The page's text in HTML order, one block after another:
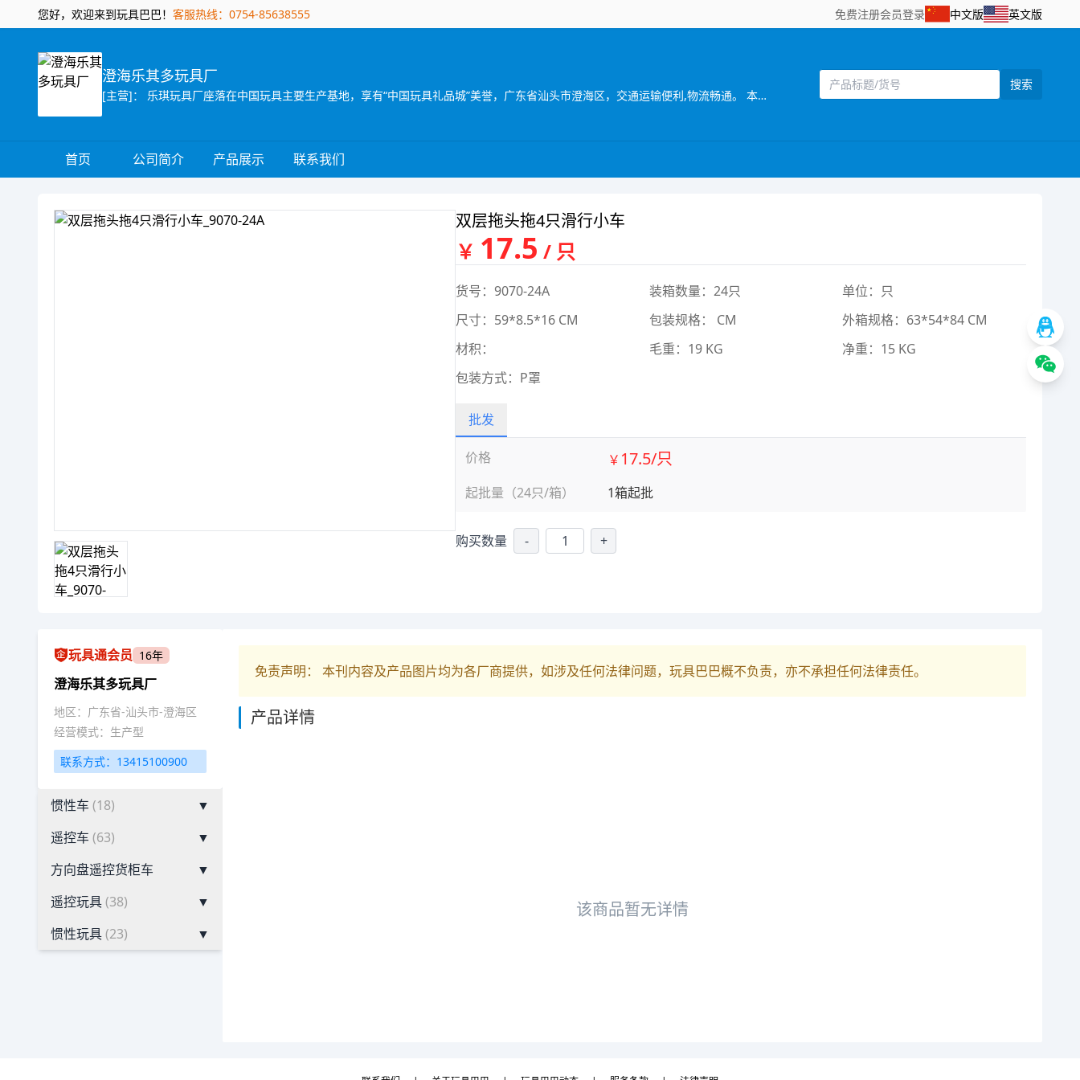
您好，欢迎来到玩具巴巴！ 客服热线：0754-85638555 免费注册会员登录 中文版 英文版
澄海乐其多玩具厂
[主营]： 乐琪玩具厂座落在中国玩具主要生产基地，享有“中国玩具礼品城”美誉，广东省汕头市澄海区，交通运输便利,物流畅通。 本厂生产玩具多年，是一家设计开发，生产制造，销售服务于一体的玩具厂家，专业生产惯性、遥控拖头车，货柜车，工程车系列玩具，产品以设计独特、新奇、美观、实用、品质优良、价格合理，而赢得海内外客户的青睐。产品外观环保，已通过EN71、ASTM、HR4040、7P、60825、62115认证，产品远销欧美、南美、中东、东南亚等几十个国家和地区。 本厂一贯以“质量为主、开拓创新”为经营宗旨，热诚欢迎国内外客户光临，携手共谋发展！
搜索
首页 公司简介 产品展示 联系我们
双层拖头拖4只滑行小车
￥ 17.5 / 只
货号：9070-24A 装箱数量：24只
单位：只
尺寸：59*8.5*16 CM
包装规格： CM
外箱规格：63*54*84 CM
材积：
毛重：19 KG
净重：15 KG
包装方式：P罩
批发
价格
起批量（24只/箱）
￥ 17.5/只
1箱起批
购买数量 - +
玩具通会员 16年
澄海乐其多玩具厂
地区：广东省-汕头市-澄海区
经营模式：生产型
联系方式：13415100900
惯性车 (18)
▼
遥控车 (63)
▼
方向盘遥控货柜车
▼
遥控玩具(38)
▼
惯性玩具(23) ▼
免责声明： 本刊内容及产品图片均为各厂商提供，如涉及任何法律问题，玩具巴巴概不负责，亦不承担任何法律责任。
产品详情
该商品暂无详情